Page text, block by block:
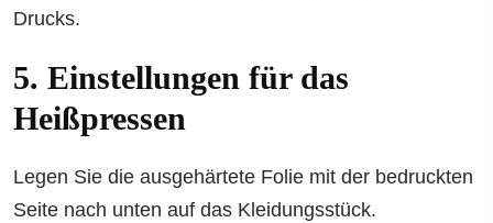
Drucks.
5. Einstellungen für das
Heißpressen
Legen Sie die ausgehärtete Folie mit der bedruckten
Seite nach unten auf das Kleidungsstück.